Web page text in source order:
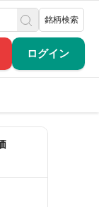
ログイン
銘柄検索